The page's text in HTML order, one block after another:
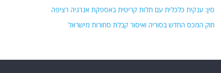
סין: ענקית כלכלית עם תלות קריטית באספקת אנרגיה רציפה
חוק המכס החדש בסוריה ואיסור קבלת סחורות מישראל